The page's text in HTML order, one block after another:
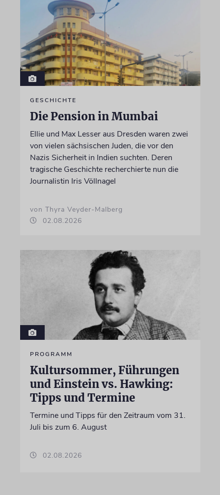
GESCHICHTE
Die Pension in Mumbai
Ellie und Max Lesser aus Dresden waren zwei
von vielen sächsischen Juden, die vor den
Nazis Sicherheit in Indien suchten. Deren
tragische Geschichte recherchierte nun die
Journalistin Iris Völlnagel
von Thyra Veyder-Malberg
02.08.2026
PROGRAMM
Kultursommer, Führungen
und Einstein vs. Hawking:
Tipps und Termine
Termine und Tipps für den Zeitraum vom 31.
Juli bis zum 6. August
02.08.2026